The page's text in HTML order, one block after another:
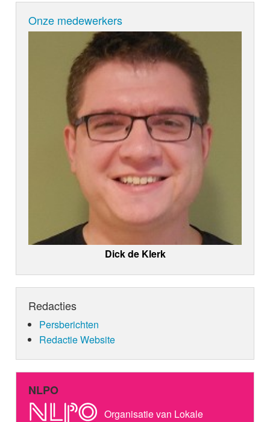
Onze medewerkers
Dick de Klerk
Redacties
Persberichten
Redactie Website
NLPO
Organisatie van Lokale